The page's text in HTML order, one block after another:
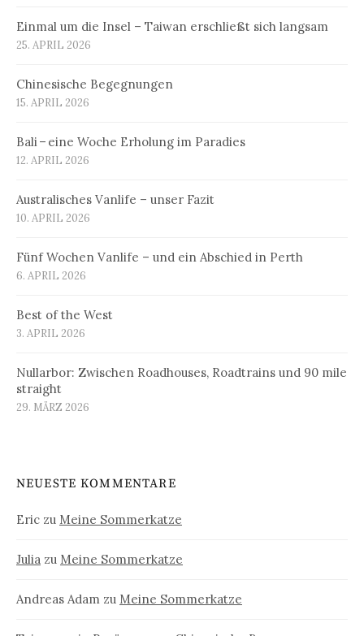
Einmal um die Insel – Taiwan erschließt sich langsam
25. APRIL 2026
Chinesische Begegnungen
15. APRIL 2026
Bali – eine Woche Erholung im Paradies
12. APRIL 2026
Australisches Vanlife – unser Fazit
10. APRIL 2026
Fünf Wochen Vanlife – und ein Abschied in Perth
6. APRIL 2026
Best of the West
3. APRIL 2026
Nullarbor: Zwischen Roadhouses, Roadtrains und 90 mile
straight
29. MÄRZ 2026
NEUESTE KOMMENTARE
Eric zu Meine Sommerkatze
Julia zu Meine Sommerkatze
Andreas Adam zu Meine Sommerkatze